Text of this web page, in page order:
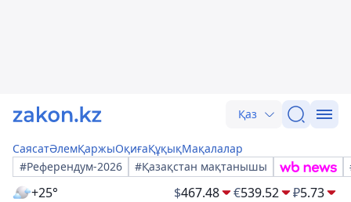
Қаз
СаясатӘлемҚаржыОқиғаҚұқықМақалалар
#Референдум-2026
#Қазақстан мақтанышы
+25° $467.48 €539.52 ₽5.73